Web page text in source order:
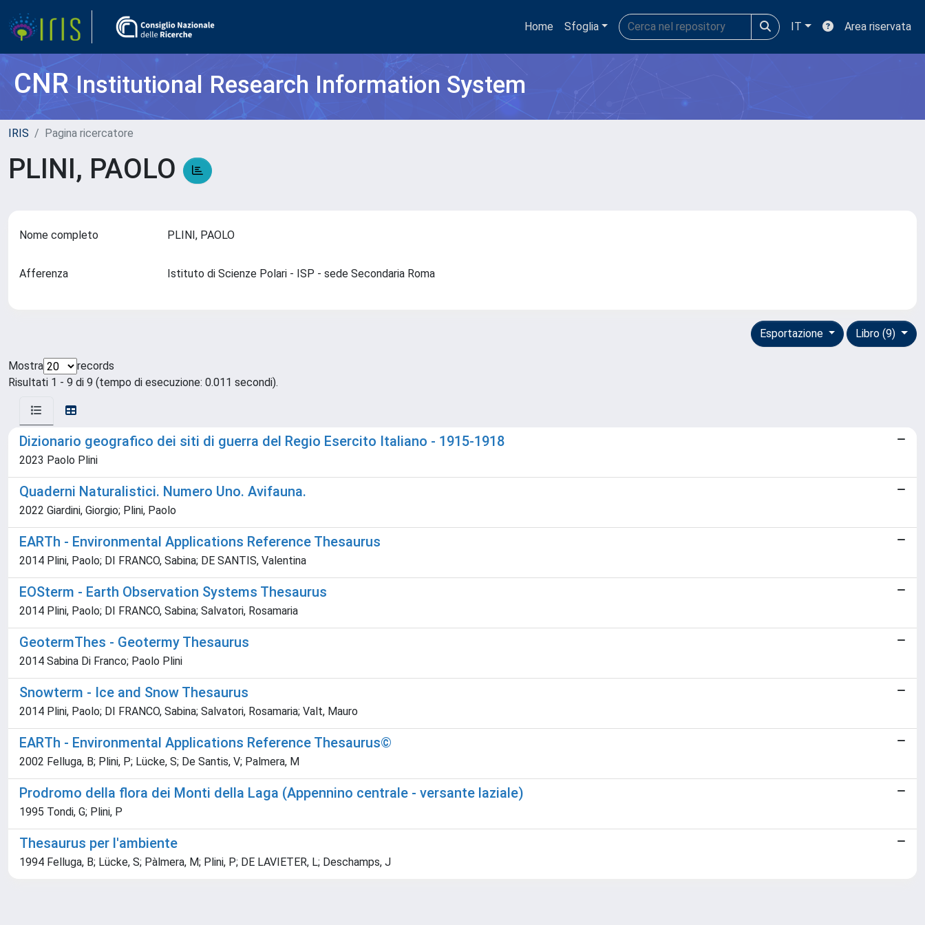
Home Sfoglia IT Area riservata
CNRInstitutional Research Information System
IRIS Pagina ricercatore
PLINI, PAOLO
Nome completo PLINI, PAOLO
Afferenza Istituto di Scienze Polari - ISP - sede Secondaria Roma
Libro (9)
Esportazione
Mostra
records
Risultati 1 - 9 di 9 (tempo di esecuzione: 0.011 secondi).
Dizionario geografico dei siti di guerra del Regio Esercito Italiano - 1915-1918
2023 Paolo Plini
Quaderni Naturalistici. Numero Uno. Avifauna.
2022 Giardini, Giorgio; Plini, Paolo
EARTh - Environmental Applications Reference Thesaurus
2014 Plini, Paolo; DI FRANCO, Sabina; DE SANTIS, Valentina
EOSterm - Earth Observation Systems Thesaurus
2014 Plini, Paolo; DI FRANCO, Sabina; Salvatori, Rosamaria
GeotermThes - Geotermy Thesaurus
2014 Sabina Di Franco; Paolo Plini
Snowterm - Ice and Snow Thesaurus
2014 Plini, Paolo; DI FRANCO, Sabina; Salvatori, Rosamaria; Valt, Mauro
EARTh - Environmental Applications Reference Thesaurus©
2002 Felluga, B; Plini, P; Lücke, S; De Santis, V; Palmera, M
Prodromo della flora dei Monti della Laga (Appennino centrale - versante laziale)
1995 Tondi, G; Plini, P
Thesaurus per l'ambiente
1994 Felluga, B; Lücke, S; Pàlmera, M; Plini, P; DE LAVIETER, L; Deschamps, J